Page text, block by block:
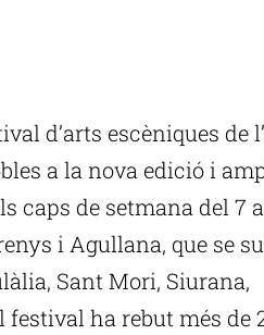
d’arts escèniques de
a la nova edició i
caps de setmana del 7
i Agullana, que se
Sant Mori, Siurana,
ha rebut més de